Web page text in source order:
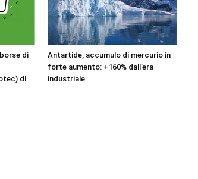
borse di
di
Antartide, accumulo di mercurio in
forte aumento: +160% dall’era
industriale